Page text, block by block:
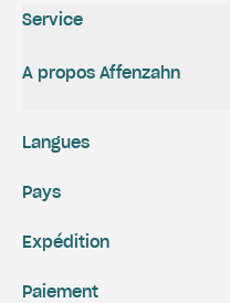
Service
A propos Affenzahn
Expédition
Paiement
Langues
Pays